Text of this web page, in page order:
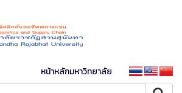
หน้าหลักมหาวิทยาลัย